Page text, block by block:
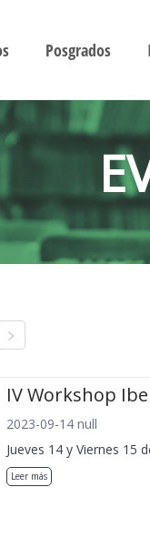
Posgrados
IV Workshop
2023-09-14 null
Jueves 14 y Viernes 15
Leer más